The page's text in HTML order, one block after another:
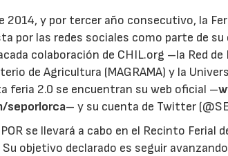
2014, y por tercer año consecutivo, la
por las redes sociales como parte de
colaboración de CHIL.org –la Red
de Agricultura (MAGRAMA) y la
feria 2.0 se encuentran su web oficial –
seporlorca– y su cuenta de Twitter
se llevará a cabo en el Recinto Ferial
Su objetivo declarado es seguir